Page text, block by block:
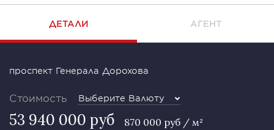
ДЕТАЛИ АГЕНТ
проспект Генерала Дорохова
Стоимость Выберите Валюту
53 940 000 руб 870 000 руб / м²